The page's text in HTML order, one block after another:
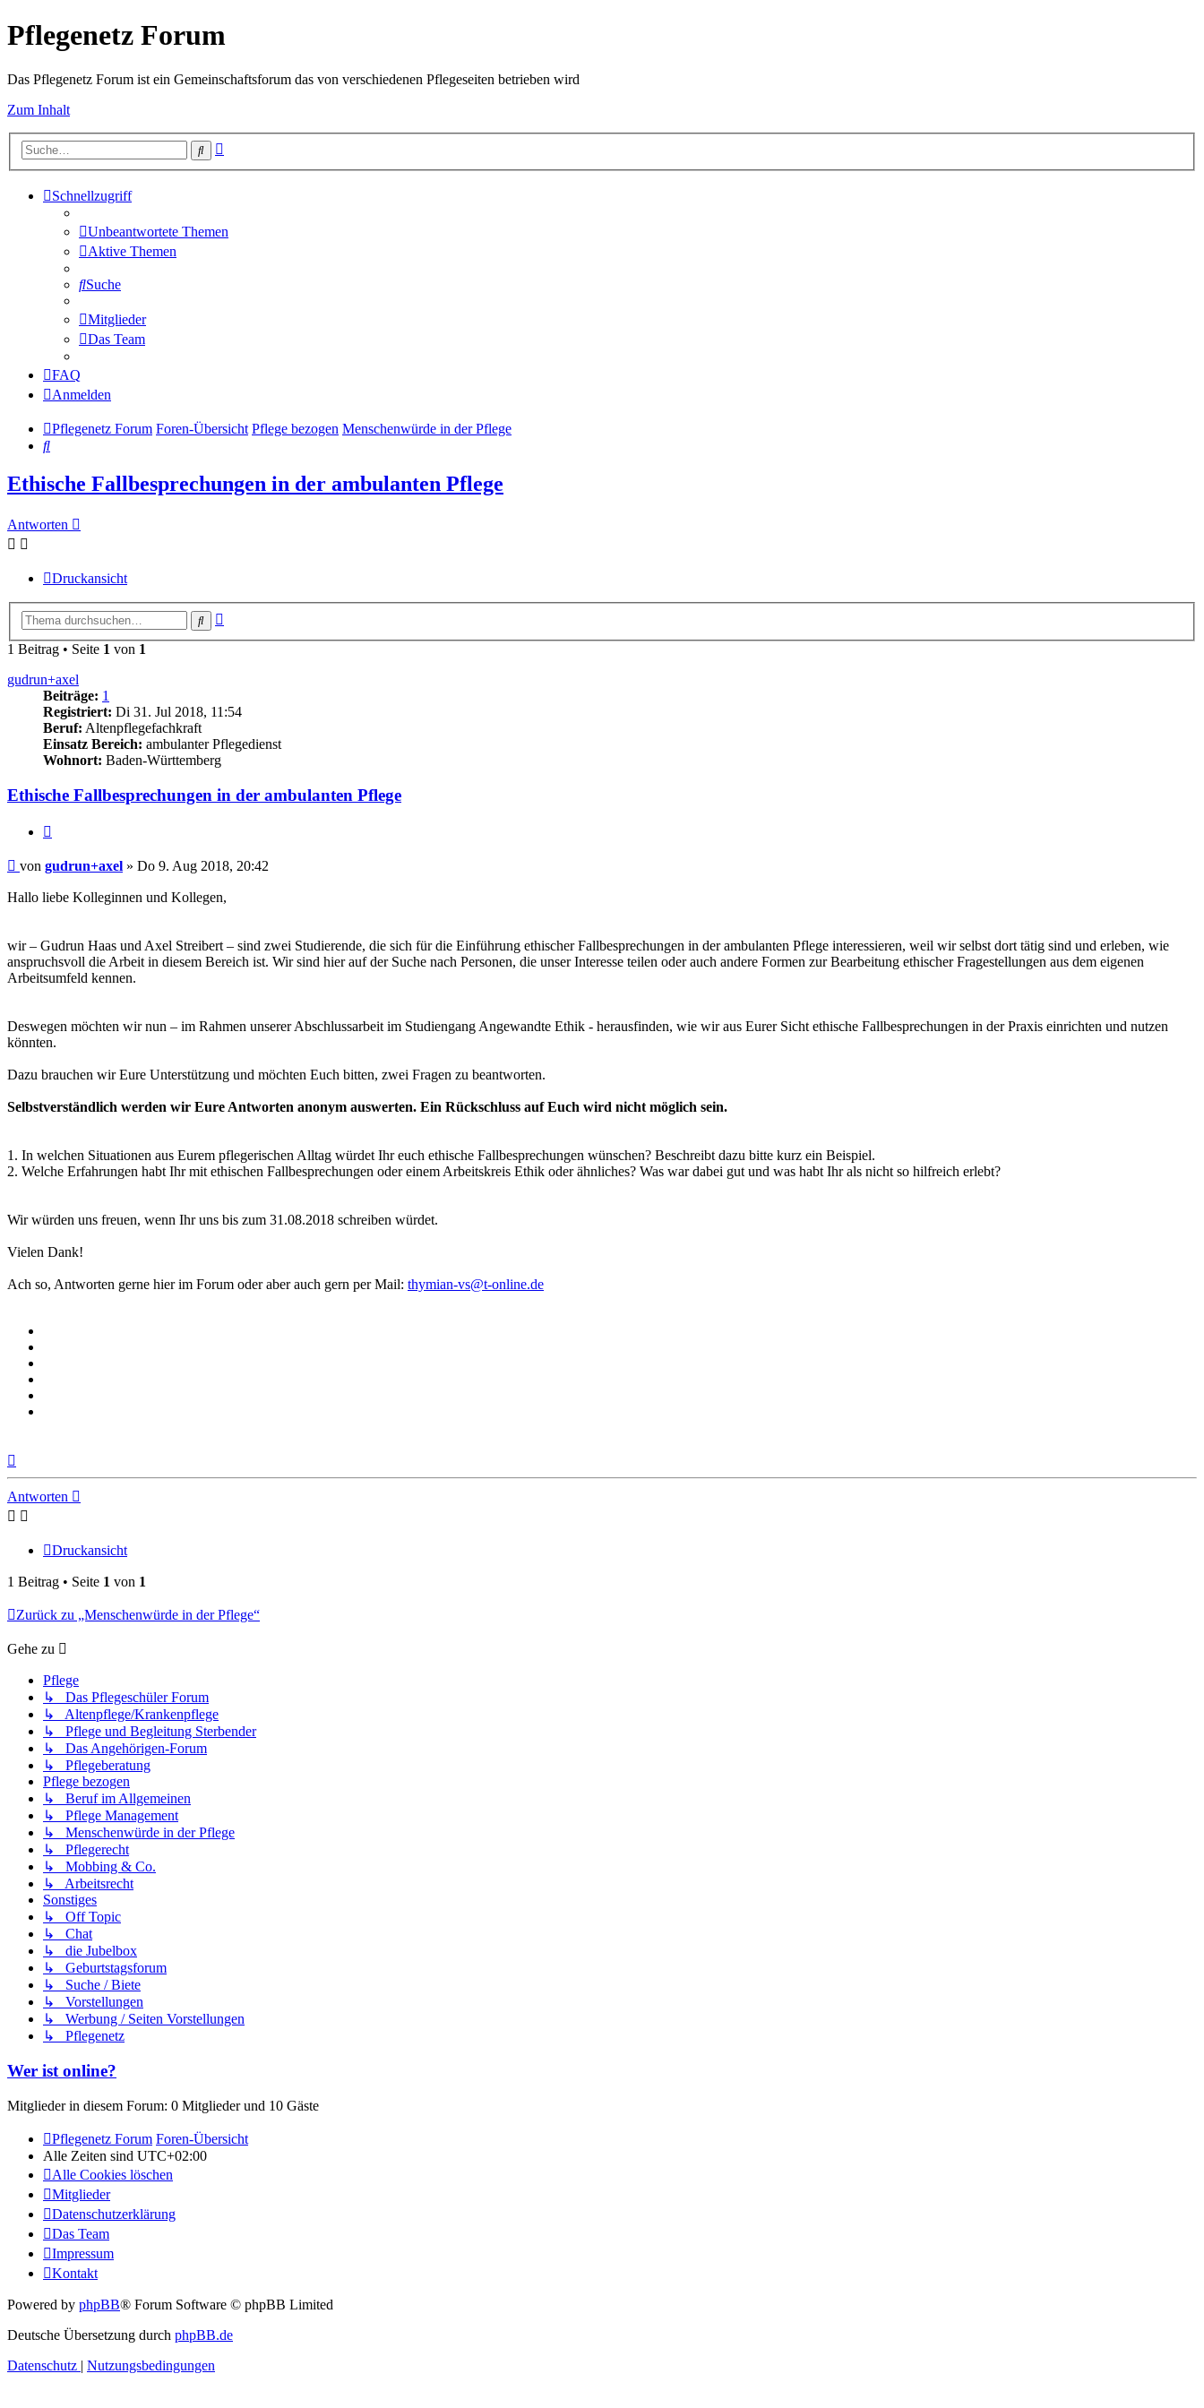
Pflegenetz Forum
Das Pflegenetz Forum ist ein Gemeinschaftsforum das von verschiedenen Pflegeseiten betrieben wird
Zum Inhalt
Suche
Schnellzugriff
Unbeantwortete Themen
Aktive Themen
Suche
Mitglieder
Das Team
FAQ
Anmelden
Pflegenetz Forum Foren-Übersicht Pflege bezogen Menschenwürde in der Pflege
Suche
Ethische Fallbesprechungen in der ambulanten Pflege
Antworten
Druckansicht
Suche
1 Beitrag • Seite 1 von 1
gudrun+axel
Beiträge: 1
Registriert: Di 31. Jul 2018, 11:54
Beruf: Altenpflegefachkraft
Einsatz Bereich: ambulanter Pflegedienst
Wohnort: Baden-Württemberg
Ethische Fallbesprechungen in der ambulanten Pflege
Beitrag
von gudrun+axel » Do 9. Aug 2018, 20:42
Hallo liebe Kolleginnen und Kollegen,
wir – Gudrun Haas und Axel Streibert – sind zwei Studierende, die sich für die Einführung ethischer Fallbesprechungen in der ambulanten Pflege interessieren, weil wir selbst dort tätig sind und erleben, wie
anspruchsvoll die Arbeit in diesem Bereich ist. Wir sind hier auf der Suche nach Personen, die unser Interesse teilen oder auch andere Formen zur Bearbeitung ethischer Fragestellungen aus dem eigenen
Arbeitsumfeld kennen.
Deswegen möchten wir nun – im Rahmen unserer Abschlussarbeit im Studiengang Angewandte Ethik - herausfinden, wie wir aus Eurer Sicht ethische Fallbesprechungen in der Praxis einrichten und nutzen
könnten.
Dazu brauchen wir Eure Unterstützung und möchten Euch bitten, zwei Fragen zu beantworten.
Selbstverständlich werden wir Eure Antworten anonym auswerten. Ein Rückschluss auf Euch wird nicht möglich sein.
1. In welchen Situationen aus Eurem pflegerischen Alltag würdet Ihr euch ethische Fallbesprechungen wünschen? Beschreibt dazu bitte kurz ein Beispiel.
2. Welche Erfahrungen habt Ihr mit ethischen Fallbesprechungen oder einem Arbeitskreis Ethik oder ähnliches? Was war dabei gut und was habt Ihr als nicht so hilfreich erlebt?
Wir würden uns freuen, wenn Ihr uns bis zum 31.08.2018 schreiben würdet.
Vielen Dank!
Ach so, Antworten gerne hier im Forum oder aber auch gern per Mail: thymian-vs@t-online.de
Antworten
Druckansicht
1 Beitrag • Seite 1 von 1
Zurück zu „Menschenwürde in der Pflege“
Gehe zu
Pflege
↳ Das Pflegeschüler Forum
↳ Altenpflege/Krankenpflege
↳ Pflege und Begleitung Sterbender
↳ Das Angehörigen-Forum
↳ Pflegeberatung
Pflege bezogen
↳ Beruf im Allgemeinen
↳ Pflege Management
↳ Menschenwürde in der Pflege
↳ Pflegerecht
↳ Mobbing & Co.
↳ Arbeitsrecht
Sonstiges
↳ Off Topic
↳ Chat
↳ die Jubelbox
↳ Geburtstagsforum
↳ Suche / Biete
↳ Vorstellungen
↳ Werbung / Seiten Vorstellungen
↳ Pflegenetz
Wer ist online?
Mitglieder in diesem Forum: 0 Mitglieder und 10 Gäste
Pflegenetz Forum Foren-Übersicht
Alle Zeiten sind UTC+02:00
Alle Cookies löschen
Mitglieder
Datenschutzerklärung
Das Team
Impressum
Kontakt
Powered by phpBB® Forum Software © phpBB Limited
Deutsche Übersetzung durch phpBB.de
Datenschutz | Nutzungsbedingungen